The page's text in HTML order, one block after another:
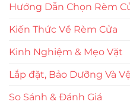
Hướng Dẫn Chọn Rèm
Kiến Thức Về Rèm Cửa
Kinh Nghiệm & Mẹo Vặt
Lắp đặt, Bảo Dưỡng Và
So Sánh & Đánh Giá